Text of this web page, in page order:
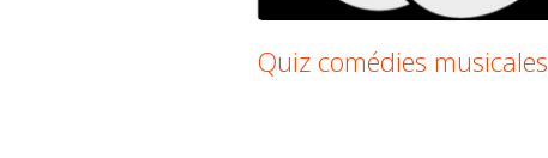
Quiz comédies musicales